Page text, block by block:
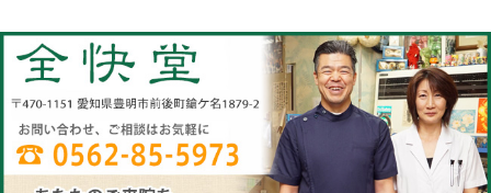
所在地
〒470-1151 愛知県豊明市前後町鎗ケ
電話番号
0562-85-5973(電話予約は必ず必要に
休診日
日曜日(隔週)お休み